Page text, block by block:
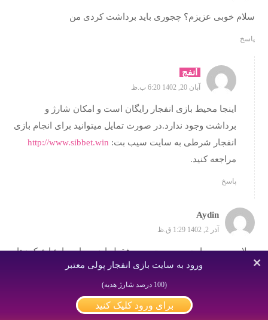
سلام خوبی عزیزم؟ چجوری باید برداشت کردی من
پاسخ
انفج
آبان 20, 1402 6:20 ب.ظ
اینجا محیط بازی انفجار رایگان است و امکان شارژ و
برداشت وجود ندارد.در صورت تمایل میتوانید برای انجام بازی
انفجار شرطی به سایت سیب بت: http://www.sibbet.win
مراجعه کنید.
پاسخ
Aydin
آذر 2, 1402 1:29 ق.ظ
سلام من به سایت سیب بت میرم فقط باید حساب را شارژ کرد تا
بتوان رفت انفجار شما که گفتید این سایت فقط برای تفریح و
رایگان هست ولی من رفتم به سایت اینطوری نبود ؟
ورود به سایت بازی انفجار پولی معتبر
(100 درصد شارژ هدیه)
برای ورود کلیک کنید